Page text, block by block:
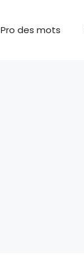
Pro des mots